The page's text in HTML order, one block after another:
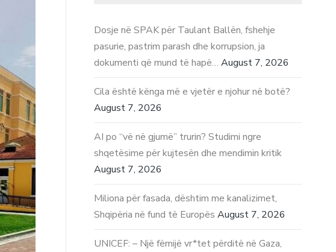
Dosje në SPAK për Taulant Ballën, fshehje
pasurie, pastrim parash dhe korrupsion, ja
dokumenti që mund të hapë… August 7, 2026
Cila është kënga më e vjetër e njohur në botë?
August 7, 2026
AI po “vë në gjumë” trurin? Studimi ngre
shqetësime për kujtesën dhe mendimin kritik
August 7, 2026
Miliona për fasada, dështim me kanalizimet,
Shqipëria në fund të Europës August 7, 2026
UNICEF: – Një fëmijë vr*tet përditë në Gaza,